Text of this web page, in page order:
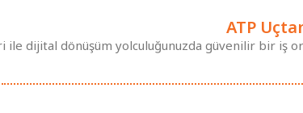
ATP
ile dijital dönüşüm yolculuğunuzda güvenilir bir iş